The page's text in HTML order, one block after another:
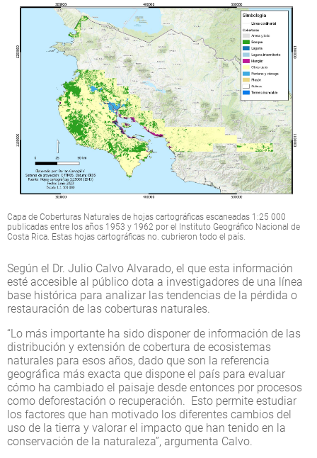
Capa de Coberturas Naturales de hojas cartográficas escaneadas 1:25 000
publicadas entre los años 1953 y 1962 por el Instituto Geográfico Nacional de
Costa Rica. Estas hojas cartográficas no. cubrieron todo el país.
Según el Dr. Julio Calvo Alvarado, el que esta información
esté accesible al público dota a investigadores de una línea
base histórica para analizar las tendencias de la pérdida o
restauración de las coberturas naturales.
“Lo más importante ha sido disponer de información de las
distribución y extensión de cobertura de ecosistemas
naturales para esos años, dado que son la referencia
geográfica más exacta que dispone el país para evaluar
cómo ha cambiado el paisaje desde entonces por procesos
como deforestación o recuperación. Esto permite estudiar
los factores que han motivado los diferentes cambios del
uso de la tierra y valorar el impacto que han tenido en la
conservación de la naturaleza”, argumenta Calvo.